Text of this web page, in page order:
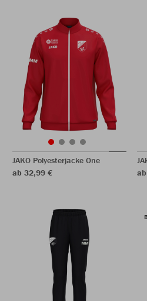
JAKO Polyesterjacke One
ab 32,99 €